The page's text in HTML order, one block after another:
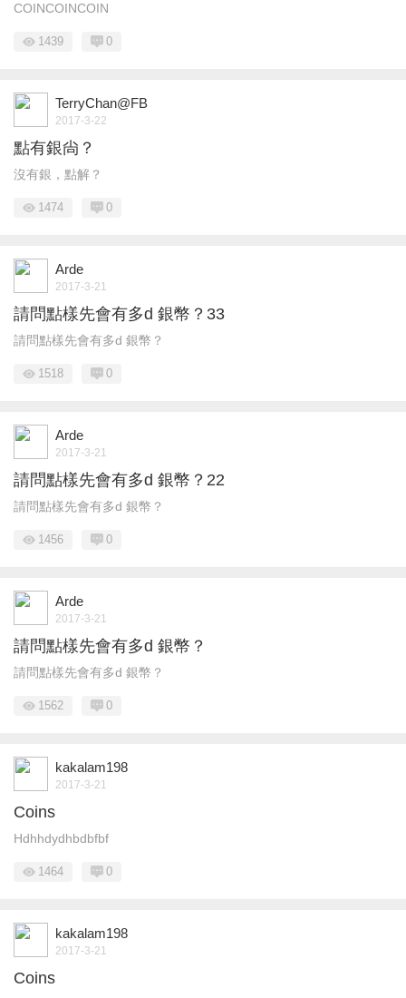
COINCOINCOIN
1439 0
TerryChan@FB
2017-3-22
點有銀尙？
沒有銀，點解？
1474 0
Arde
2017-3-21
請問點樣先會有多d 銀幣？33
請問點樣先會有多d 銀幣？
1518 0
Arde
2017-3-21
請問點樣先會有多d 銀幣？22
請問點樣先會有多d 銀幣？
1456 0
Arde
2017-3-21
請問點樣先會有多d 銀幣？
請問點樣先會有多d 銀幣？
1562 0
kakalam198
2017-3-21
Coins
Hdhhdydhbdbfbf
1464 0
kakalam198
2017-3-21
Coins